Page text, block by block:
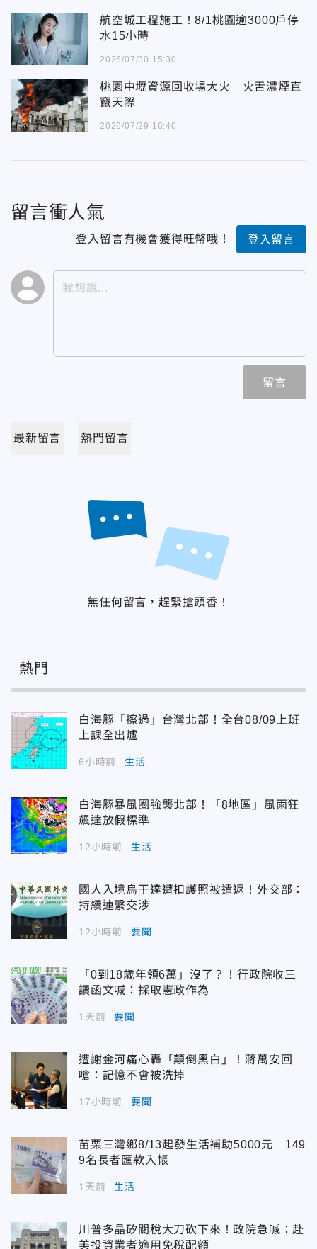
航空城工程施工！8/1桃園逾3000戶停
水15小時
2026/07/30 15:30
桃園中壢資源回收場大火 火舌濃煙直
竄天際
2026/07/29 16:40
留言衝人氣
登入留言有機會獲得旺幣哦！ 登入留言
留言
最新留言 熱門留言
無任何留言，趕緊搶頭香！
熱門
白海豚「擦過」台灣北部！全台08/09上班
上課全出爐
6小時前 生活
白海豚暴風圈強襲北部！「8地區」風雨狂
飆達放假標準
12小時前 生活
國人入境烏干達遭扣護照被遣返！外交部：
持續連繫交涉
12小時前 要聞
「0到18歲年領6萬」沒了？！行政院收三
讀函文喊：採取憲政作為
1天前 要聞
遭謝金河痛心轟「顛倒黑白」！蔣萬安回
嗆：記憶不會被洗掉
17小時前 要聞
苗栗三灣鄉8/13起發生活補助5000元 149
9名長者匯款入帳
1天前 生活
川普多晶矽關稅大刀砍下來！政院急喊：赴
美投資業者適用免稅配額